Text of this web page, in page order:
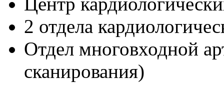
2 отдела
Отдел многовходной
сканирования)